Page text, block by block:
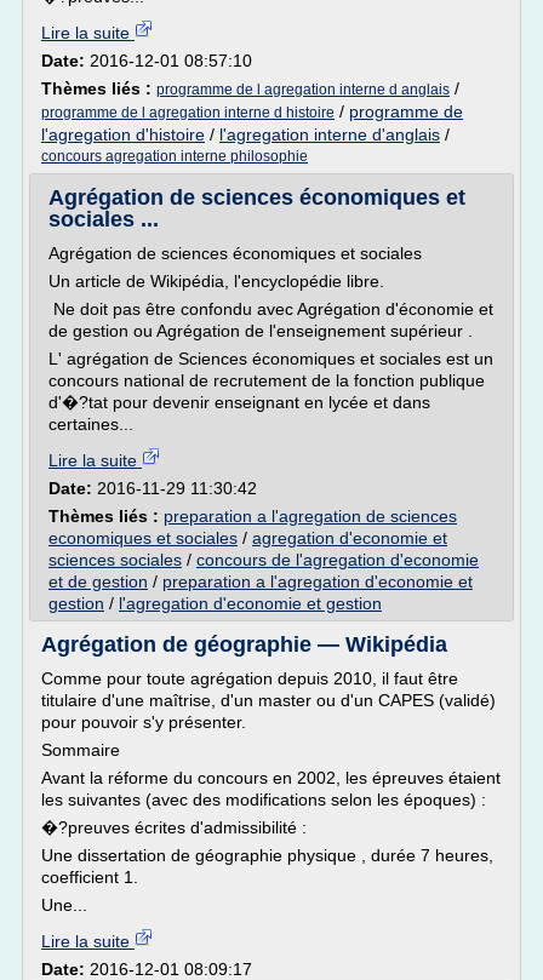
Lire la suite
Date: 2016-12-01 08:57:10
Thèmes liés : programme de l agregation interne d anglais /
programme de l agregation interne d histoire / programme de
l'agregation d'histoire / l'agregation interne d'anglais /
concours agregation interne philosophie
Agrégation de sciences économiques et
sociales ...
Agrégation de sciences économiques et sociales
Un article de Wikipédia, l'encyclopédie libre.
Ne doit pas être confondu avec Agrégation d'économie et
de gestion ou Agrégation de l'enseignement supérieur .
L' agrégation de Sciences économiques et sociales est un
concours national de recrutement de la fonction publique
d'�?tat pour devenir enseignant en lycée et dans
certaines...
Lire la suite
Date: 2016-11-29 11:30:42
Thèmes liés : preparation a l'agregation de sciences
economiques et sociales / agregation d'economie et
sciences sociales / concours de l'agregation d'economie
et de gestion / preparation a l'agregation d'economie et
gestion / l'agregation d'economie et gestion
Agrégation de géographie — Wikipédia
Comme pour toute agrégation depuis 2010, il faut être
titulaire d'une maîtrise, d'un master ou d'un CAPES (validé)
pour pouvoir s'y présenter.
Sommaire
Avant la réforme du concours en 2002, les épreuves étaient
les suivantes (avec des modifications selon les époques) :
�?preuves écrites d'admissibilité :
Une dissertation de géographie physique , durée 7 heures,
coefficient 1.
Une...
Lire la suite
Date: 2016-12-01 08:09:17